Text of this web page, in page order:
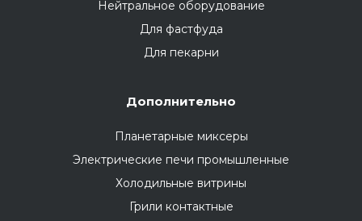
Нейтральное оборудование
Для фастфуда
Для пекарни
Дополнительно
Планетарные миксеры
Электрические печи промышленные
Холодильные витрины
Грили контактные